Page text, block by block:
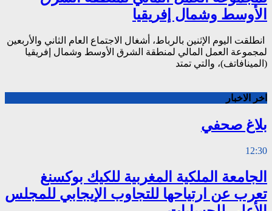
الأوسط وشمال إفريقيا
انطلقت اليوم الإثنين بالرباط، أشغال الاجتماع العام الثاني والأربعين
لمجموعة العمل المالي لمنطقة الشرق الأوسط وشمال إفريقيا
(المينافاتف)، والتي تمتد
اخر الاخبار
بلاغ صحفي
12:30
الجامعة الملكية المغربية للكيك بوكسنغ
تعرب عن ارتياحها للتجاوب الإيجابي للمجلس